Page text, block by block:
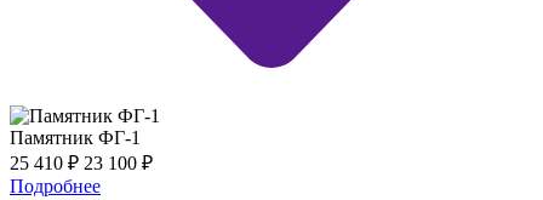
Памятник ФГ-1
25 410 ₽ 23 100 ₽
Подробнее